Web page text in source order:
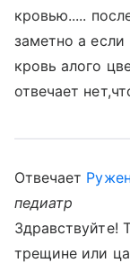
кровью.....
заметно а если
кровь алого
отвечает
Отвечает
педиатр
Здравствуйте!
трещине или